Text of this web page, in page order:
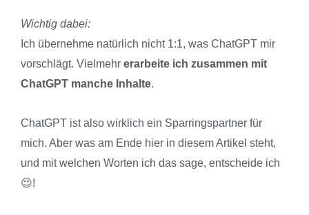
Wichtig dabei:
Ich übernehme natürlich nicht 1:1, was ChatGPT mir
vorschlägt. Vielmehr erarbeite ich zusammen mit
ChatGPT manche Inhalte.
ChatGPT ist also wirklich ein Sparringspartner für
mich. Aber was am Ende hier in diesem Artikel steht,
und mit welchen Worten ich das sage, entscheide ich
😉!